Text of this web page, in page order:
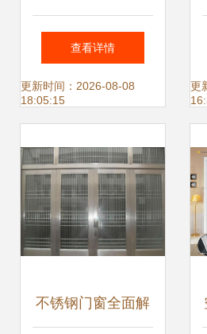
卷帘门窗厂热卖促
销，优质金属门窗
务
查看详情
更新时间：2026-08-08
18:05:15
更
不锈钢门窗全面解